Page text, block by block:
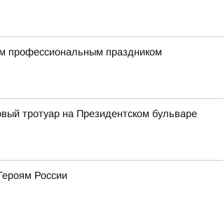
профессиональным праздником
тротуар на Президентском бульваре
России